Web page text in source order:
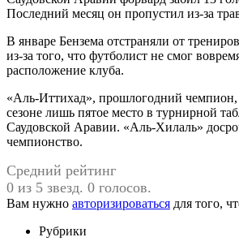
Последний месяц он пропустил из-за
В январе Бензема отстраняли от
из-за того, что футболист не смог
расположение клуба.
«Аль-Иттихад», прошлогодний чемпион,
сезоне лишь пятое место в турнирной
Саудовской Аравии. «Аль-Хилаль»
чемпионство.
Средний рейтинг
0 из 5 звезд. 0 голосов.
Вам нужно авторизироваться для того,
Рубрики